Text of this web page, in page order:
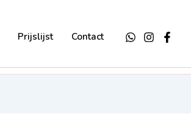
Prijslijst Contact